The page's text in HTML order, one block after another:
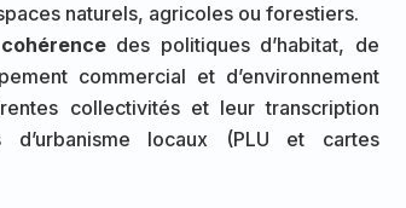
naturels, agricoles ou forestiers.
des politiques d’habitat, de
commercial et d’environnement
collectivités et leur transcription
d’urbanisme locaux (PLU et cartes